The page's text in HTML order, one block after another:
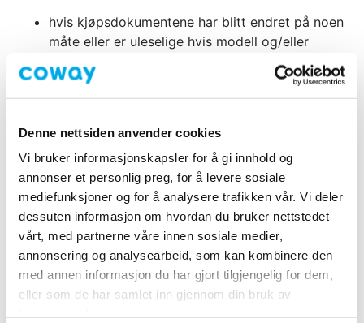
Denne nettsiden anvender cookies
Vi bruker informasjonskapsler for å gi innhold og
annonser et personlig preg, for å levere sosiale
mediefunksjoner og for å analysere trafikken vår. Vi deler
dessuten informasjon om hvordan du bruker nettstedet
vårt, med partnerne våre innen sosiale medier,
annonsering og analysearbeid, som kan kombinere den
med annen informasjon du har gjort tilgjengelig for dem,
eller som de har samlet inn gjennom din bruk av
hvis kjøpsdokumentene har blitt endret på noen
måte eller er uleselige hvis modell og/eller
serienummer er endret, fjernet eller er uleselig
produkter og/eller produktdeler som er utsatt
for slitasje, og som av natur kan anses som
dersom det har oppstått en feil pga feil bruk,
miljøforhold, understandard vedlikehold (f.eks.
ikke rengjorte forfiltre) eller hvis modifikasjoner
eller reparasjoner er utført av personer som
ikke er autorisert av Albion Nordic
Dersom brukeren ikke har fulgt alle
anvisningene i bruksanvisningen og ikke har
avstått fra handlinger eller bruksområder som
betegnes som uønsket eller som advares mot.
dersom produktet brukes til kommersielle